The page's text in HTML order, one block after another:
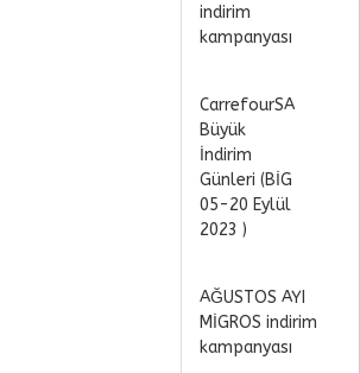
indirim
kampanyası
CarrefourSA
Büyük
İndirim
Günleri (BİG
05-20 Eylül
2023 )
AĞUSTOS AYI
MİGROS indirim
kampanyası